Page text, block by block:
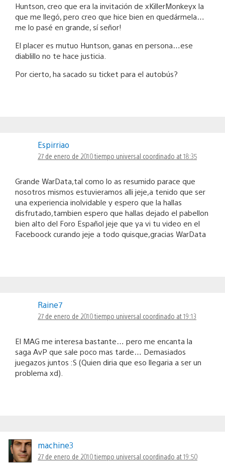
Huntson, creo que era la invitación de xKillerMonkeyx la
que me llegó, pero creo que hice bien en quedármela…
me lo pasé en grande, sí señor!
El placer es mutuo Huntson, ganas en persona…ese
diablillo no te hace justicia.
Por cierto, ha sacado su ticket para el autobús?
Espirriao
27 de enero de 2010 tiempo universal coordinado at 18:35
Grande WarData,tal como lo as resumido parace que
nosotros mismos estuvieramos alli jeje,a tenido que ser
una experiencia inolvidable y espero que la hallas
disfrutado,tambien espero que hallas dejado el pabellon
bien alto del Foro Español jeje que ya vi tu video en el
Faceboock curando jeje a todo quisque,gracias WarData
Raine7
27 de enero de 2010 tiempo universal coordinado at 19:13
El MAG me interesa bastante… pero me encanta la
saga AvP que sale poco mas tarde… Demasiados
juegazos juntos :S (Quien diria que eso llegaria a ser un
problema xd).
machine3
27 de enero de 2010 tiempo universal coordinado at 19:50